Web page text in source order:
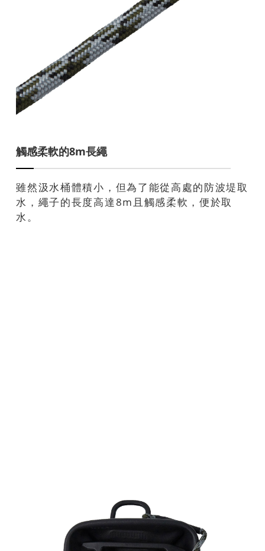
觸感柔軟的8m長繩
雖然汲水桶體積小，但為了能從高處的防波堤取
水，繩子的長度高達8m且觸感柔軟，便於取
水。